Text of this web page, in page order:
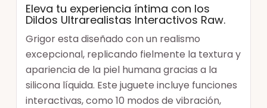
Eleva tu experiencia íntima con los
Dildos Ultrarealistas Interactivos Raw.
Grigor esta diseñado con un realismo
excepcional, replicando fielmente la textura y
apariencia de la piel humana gracias a la
silicona líquida. Este juguete incluye funciones
interactivas, como 10 modos de vibración,